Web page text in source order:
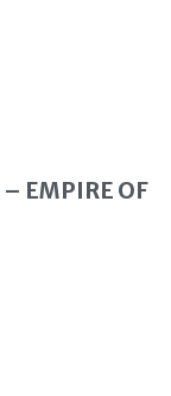
EMPIRE OF